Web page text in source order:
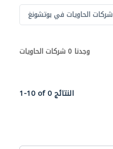
شركات الحاويات في بوتشونغ
وجدنا 0 شركات الحاويات
1-10 of 0 النتائج